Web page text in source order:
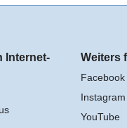
Internet-
Weiters
Facebook
Instagram
YouTube